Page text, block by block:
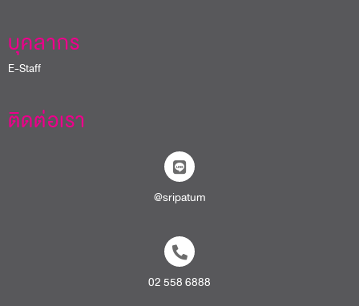
บุคลากร
E-Staff
ติดต่อเรา
@sripatum
02 558 6888